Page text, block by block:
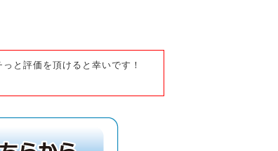
と評価を頂けると幸いです！